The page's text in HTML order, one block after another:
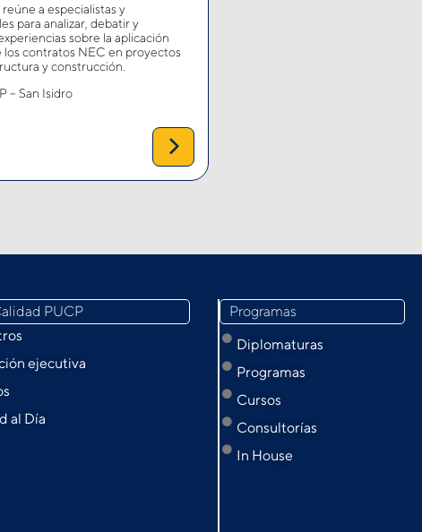
a especialistas y
para analizar, debatir y
sobre la aplicación
los contratos NEC en proyectos
y construcción.
– San Isidro
PUCP
ejecutiva
al Día
Programas
Diplomaturas
Programas
Cursos
Consultorías
In House